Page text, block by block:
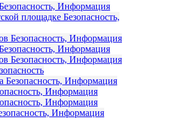
Информация
площадке Безопасность,
Безопасность, Информация
Информация
Безопасность, Информация
Безопасность, Информация
Информация
Информация
Информация